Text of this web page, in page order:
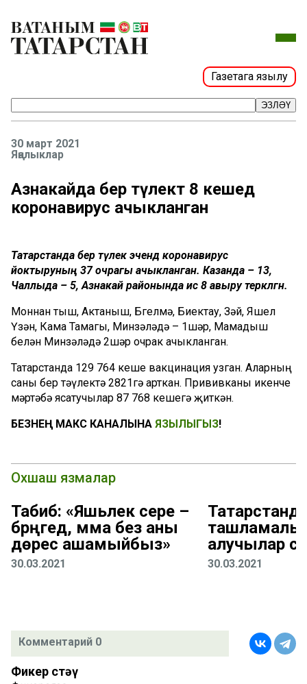
Газетага язылу
ЭЗЛӘҮ
30 март 2021
Яңалыклар
Азнакайда бер тәүлектә 8 кешедә
коронавирус ачыкланган
Татарстанда бер тәүлек эчендә коронавирус
йоктыруның 37 очрагы ачыкланган. Казанда – 13,
Чаллыда – 5, Азнакай районында исә 8 авыру теркәлгән.
Моннан тыш, Актаныш, Бөгелмә, Биектау, Зәй, Яшел
Үзән, Кама Тамагы, Минзәләдә – 1шәр, Мамадыш
белән Минзәләдә 2шәр очрак ачыкланган.
Татарстанда 129 764 кеше вакцинация узган. Аларның
саны бер тәүлектә 2821гә арткан. Прививканы икенче
мәртәбә ясатучылар 87 768 кешегә җиткән.
БЕЗНЕҢ МАКС КАНАЛЫНА ЯЗЫЛЫГЫЗ!
Охшаш язмалар
Табиб: «Яшьлек сере –
бәрәңгедә, әмма без аны
дөрес ашамыйбыз»
30.03.2021
ташламалы
алучылар
30.03.2021
Комментарий 0
Фикер өстәү